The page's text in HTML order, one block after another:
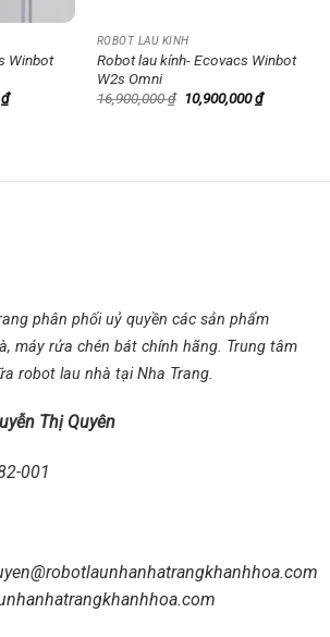
Winbot
₫Giá
hiện
ROBOT LAU KÍNH
Robot lau kính- Ecovacs Winbot
W2s Omni
16,900,000₫ Giá
gốc
10,900,000₫Giá
hiện
phân phối uỷ quyền các sản phẩm
máy rửa chén bát chính hãng. Trung tâm
robot lau nhà tại Nha Trang.
Thị Quyên
001